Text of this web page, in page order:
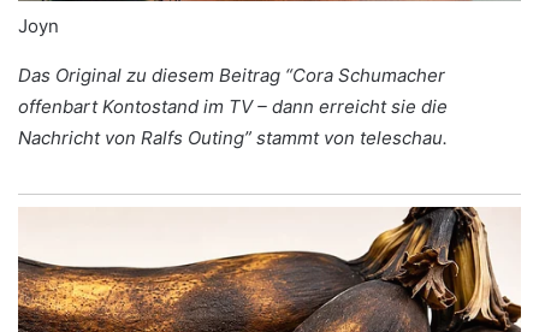
Joyn
Das Original zu diesem Beitrag “Cora Schumacher
offenbart Kontostand im TV – dann erreicht sie die
Nachricht von Ralfs Outing” stammt von teleschau.